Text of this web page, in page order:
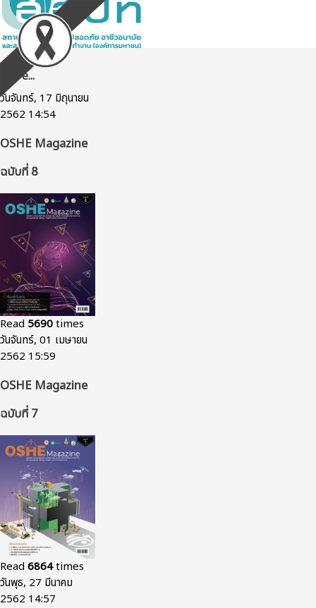
More...
วันจันทร์, 17 มิถุนายน
2562 14:54
OSHE Magazine
ฉบับที่ 8
Read 5690times
วันจันทร์, 01 เมษายน
2562 15:59
OSHE Magazine
ฉบับที่ 7
Read 6864times
วันพุธ, 27 มีนาคม
2562 14:57